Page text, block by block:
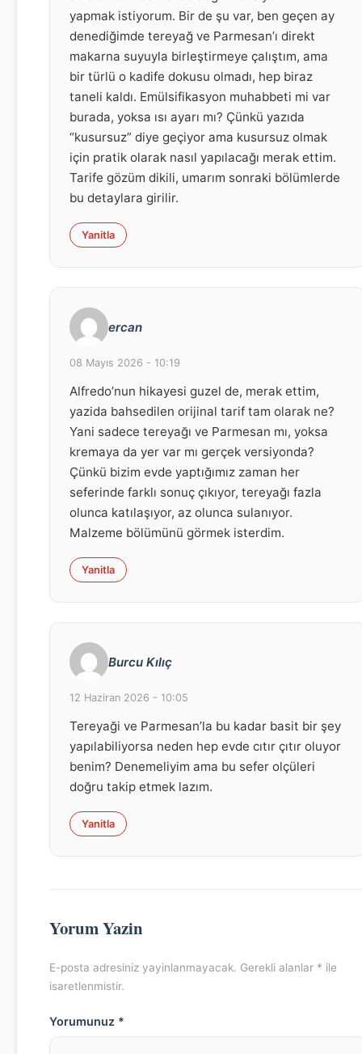
yapmak istiyorum. Bir de şu var, ben geçen ay
denediğimde tereyağ ve Parmesan’ı direkt
makarna suyuyla birleştirmeye çalıştım, ama
bir türlü o kadife dokusu olmadı, hep biraz
taneli kaldı. Emülsifikasyon muhabbeti mi var
burada, yoksa ısı ayarı mı? Çünkü yazıda
“kusursuz” diye geçiyor ama kusursuz olmak
için pratik olarak nasıl yapılacağı merak ettim.
Tarife gözüm dikili, umarım sonraki bölümlerde
bu detaylara girilir.
Yanitla
ercan
08 Mayıs 2026 - 10:19
Alfredo’nun hikayesi guzel de, merak ettim,
yazida bahsedilen orijinal tarif tam olarak ne?
Yani sadece tereyağı ve Parmesan mı, yoksa
kremaya da yer var mı gerçek versiyonda?
Çünkü bizim evde yaptığımız zaman her
seferinde farklı sonuç çıkıyor, tereyağı fazla
olunca katılaşıyor, az olunca sulanıyor.
Malzeme bölümünü görmek isterdim.
Yanitla
Burcu Kılıç
12 Haziran 2026 - 10:05
Tereyaği ve Parmesan’la bu kadar basit bir şey
yapılabiliyorsa neden hep evde cıtır çıtır oluyor
benim? Denemeliyim ama bu sefer olçüleri
doğru takip etmek lazım.
Yanitla
Yorum Yazin
E-posta adresiniz yayinlanmayacak. Gerekli alanlar * ile
isaretlenmistir.
Yorumunuz *